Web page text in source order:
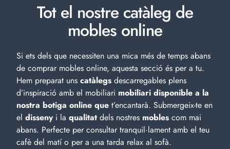
Tot el nostre catàleg de
mobles online
Si ets dels que necessiten una mica més de temps abans
de comprar mobles online, aquesta secció és per a tu.
Hem preparat uns catàlegs descarregables plens
d’inspiració amb el mobiliari mobiliari disponible a la
nostra botiga online que t’encantarà. Submergeix-te en
el dissenyi la qualitat dels nostres mobles com mai
abans. Perfecte per consultar tranquil·lament amb el teu
cafè del matí o per a una tarda relax al sofà.